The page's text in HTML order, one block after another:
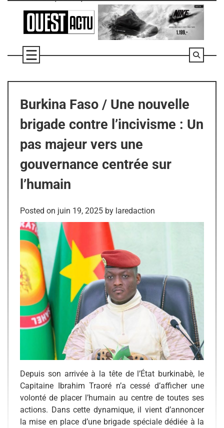
Burkina Faso / Une nouvelle
brigade contre l’incivisme : Un
pas majeur vers une
gouvernance centrée sur
l’humain
Posted on juin 19, 2025 by laredaction
Depuis son arrivée à la tête de l’État burkinabè, le
Capitaine Ibrahim Traoré n’a cessé d’afficher une
volonté de placer l’humain au centre de toutes ses
actions. Dans cette dynamique, il vient d’annoncer
la mise en place d’une brigade spéciale dédiée à la